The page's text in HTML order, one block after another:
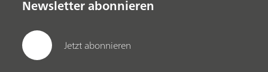
Newsletter abonnieren
Jetzt abonnieren